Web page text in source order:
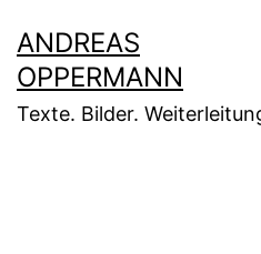
Inhalt
springen
ANDREAS
OPPERMANN
Texte. Bilder.